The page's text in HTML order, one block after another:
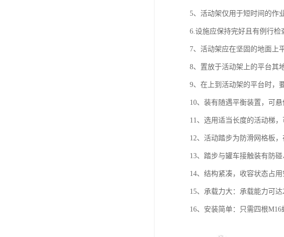
5、活动架仅用于短时间的作
6.设施应保持完好且有例行检
7、活动架应在坚固的地面上
8、置放于活动架上的平台其
9、在上到活动架的平台时，
10、装有随遇平衡装置，可悬
11、选用适当长度的活动梯，
12、活动踏步为防滑网格板
13、踏步与罐车接触装有防碰
14、结构紧凑，收容状态占用
15、承载力大：承载能力可达
16、安装简单：只需四根M16